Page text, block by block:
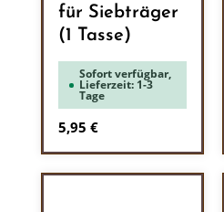
für Siebträger
(1 Tasse)
Sofort verfügbar,
Lieferzeit: 1-3
Tage
Regulärer Preis:
5,95 €